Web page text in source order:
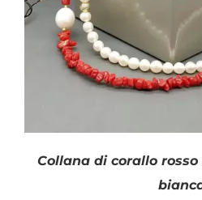
Collana di corallo